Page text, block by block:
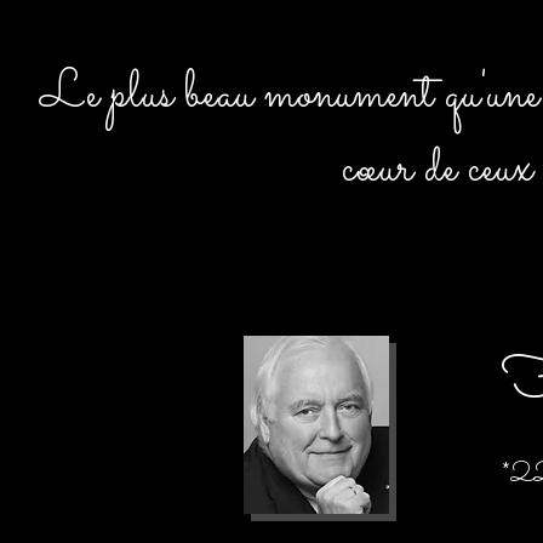
Le plus beau monument
cœur de